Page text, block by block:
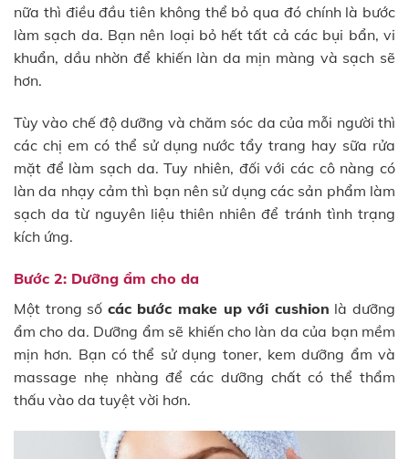
nữa thì điều đầu tiên không thể bỏ qua đó chính là bước
làm sạch da. Bạn nên loại bỏ hết tất cả các bụi bẩn, vi
khuẩn, dầu nhờn để khiến làn da mịn màng và sạch sẽ
hơn.
Tùy vào chế độ dưỡng và chăm sóc da của mỗi người thì
các chị em có thể sử dụng nước tẩy trang hay sữa rửa
mặt để làm sạch da. Tuy nhiên, đối với các cô nàng có
làn da nhạy cảm thì bạn nên sử dụng các sản phẩm làm
sạch da từ nguyên liệu thiên nhiên để tránh tình trạng
kích ứng.
Bước 2: Dưỡng ẩm cho da
Một trong số các bước make up với cushion là dưỡng
ẩm cho da. Dưỡng ẩm sẽ khiến cho làn da của bạn mềm
mịn hơn. Bạn có thể sử dụng toner, kem dưỡng ẩm và
massage nhẹ nhàng để các dưỡng chất có thể thẩm
thấu vào da tuyệt vời hơn.